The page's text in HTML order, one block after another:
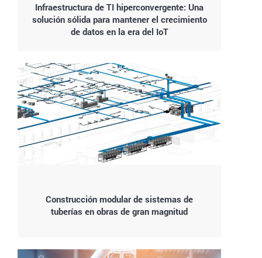
Infraestructura de TI hiperconvergente: Una
solución sólida para mantener el crecimiento
de datos en la era del IoT
Construcción modular de sistemas de
tuberías en obras de gran magnitud